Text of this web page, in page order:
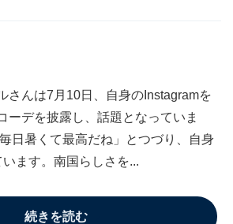
さんは7月10日、自身のInstagramを
ーデを披露し、話題となっていま
日暑くて最高だね」とつづり、自身
ます。南国らしさを...
続きを読む